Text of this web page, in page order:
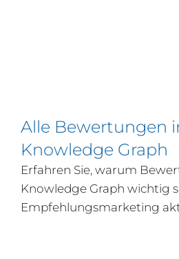
Alle Bewertungen
Knowledge Graph
Erfahren Sie, warum
Knowledge Graph wichtig
Empfehlungsmarketing